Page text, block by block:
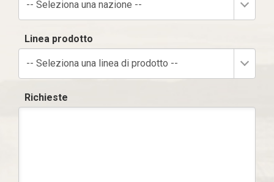
-- Seleziona una nazione --
Linea prodotto
-- Seleziona una linea di prodotto --
Richieste